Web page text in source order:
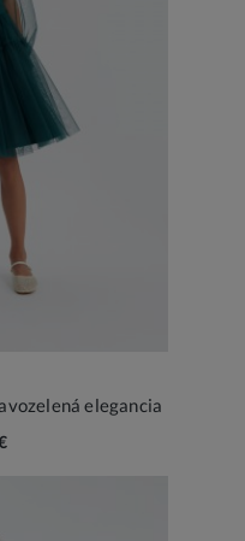
elegancia